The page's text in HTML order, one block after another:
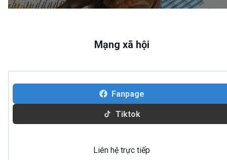
Mạng xã hội
Fanpage
Tiktok
Liên hệ trực tiếp